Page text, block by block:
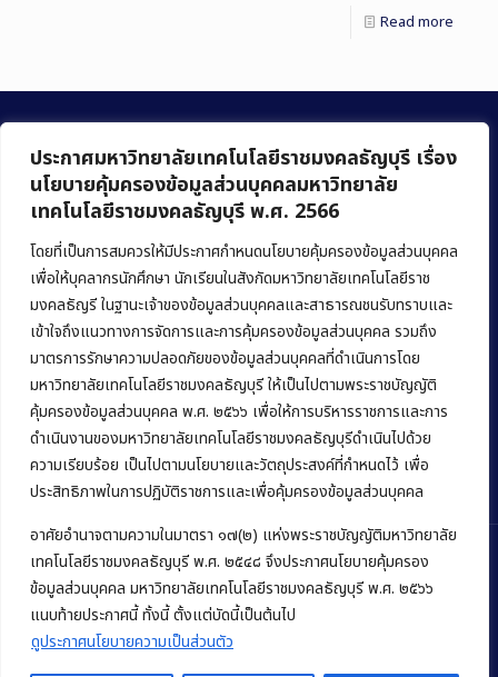
ประกาศมหาวิทยาลัยเทคโนโลยีราชมงคลธัญบุรี เรื่อง
นโยบายคุ้มครองข้อมูลส่วนบุคคลมหาวิทยาลัย
เทคโนโลยีราชมงคลธัญบุรี พ.ศ. 2566
โดยที่เป็นการสมควรให้มีประกาศกำหนดนโยบายคุ้มครองข้อมูลส่วนบุคคล
เพื่อให้บุคลากรนักศึกษา นักเรียนในสังกัดมหาวิทยาลัยเทคโนโลยีราช
มงคลธัญรี ในฐานะเจ้าของข้อมูลส่วนบุคคลและสาธารณชนรับทราบและ
เข้าใจถึงแนวทางการจัดการและการคุ้มครองข้อมูลส่วนบุคคล รวมถึง
มาตรการรักษาความปลอดภัยของข้อมูลส่วนบุคคลที่ดำเนินการโดย
มหาวิทยาลัยเทคโนโลยีราชมงคลธัญบุรี ให้เป็นไปตามพระราชบัญญัติ
คุ้มครองข้อมูลส่วนบุคคล พ.ศ. ๒๕๖๖ เพื่อให้การบริหารราชการและการ
ดำเนินงานของมหาวิทยาลัยเทคโนโลยีราชมงคลธัญบุรีดำเนินไปด้วย
ความเรียบร้อย เป็นไปตามนโยบายและวัตถุประสงค์ที่กำหนดไว้ เพื่อ
ประสิทธิภาพในการปฏิบัติราชการและเพื่อคุ้มครองข้อมูลส่วนบุคคล
อาศัยอำนาจตามความในมาตรา ๑๗(๒) แห่งพระราชบัญญัติมหาวิทยาลัย
เทคโนโลยีราชมงคลธัญบุรี พ.ศ. ๒๕๔๘ จึงประกาศนโยบายคุ้มครอง
ข้อมูลส่วนบุคคล มหาวิทยาลัยเทคโนโลยีราชมงคลธัญบุรี พ.ศ. ๒๕๖๖
แนบท้ายประกาศนี้ ทั้งนี้ ตั้งแต่บัดนี้เป็นต้นไป
ดูประกาศนโยบายความเป็นส่วนตัว
Read more
คณะบริหารธุรกิจ
มหาวิทยาลัยเทคโนโลยีราชมงคลธัญบุรี
39 หมู่ 1 ถนนรังสิต-นครนายก ตำบลคลองหก
อำเภอคลองหลวง จังหวัดปทุมธานี 12120
Phone:+66 (0) 2549 3243,+66 (0) 2549 3241
E-mail:bus@rmutt.ac.th
Copyright © 2022 คณะบริหารธุรกิจ มหาวิทยาลัยเทคโนโลยีราชมงคล
ธัญบุรี